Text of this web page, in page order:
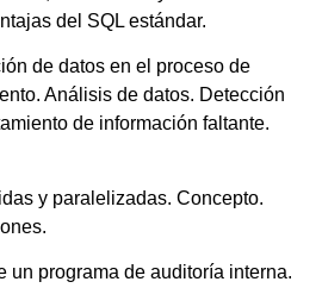
del SQL estándar.
de datos en el proceso de
Análisis de datos. Detección
de información faltante.
y paralelizadas. Concepto.
un programa de auditoría interna.